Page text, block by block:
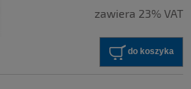
zawiera 23% VAT
do koszyka